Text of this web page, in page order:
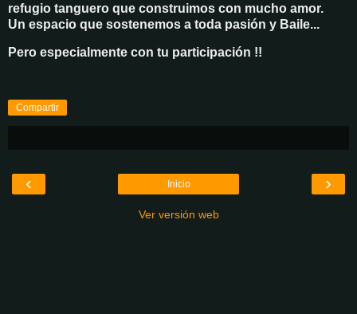
refugio tanguero que construimos con mucho amor.
Un espacio que sostenemos a toda pasión y Baile...
Pero especialmente con tu participación !!
Compartir
‹ ›
Inicio
Ver versión web